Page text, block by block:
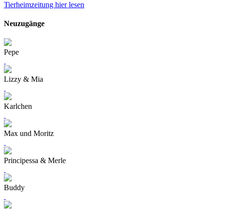
Tierheimzeitung hier lesen
Neuzugänge
Pepe
Lizzy & Mia
Karlchen
Max und Moritz
Principessa & Merle
Buddy